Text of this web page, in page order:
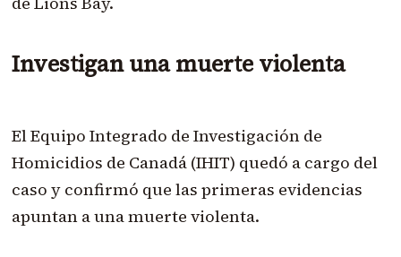
Investigan una muerte violenta
El Equipo Integrado de Investigación de
Homicidios de Canadá (IHIT) quedó a cargo del
caso y confirmó que las primeras evidencias
apuntan a una muerte violenta.